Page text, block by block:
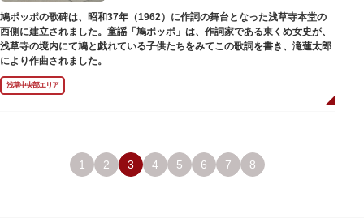
鳩ポッポの歌碑は、昭和37年（1962）に作詞の舞台となった浅草寺本堂の
西側に建立されました。童謡「鳩ポッポ」は、作詞家である東くめ女史が、
浅草寺の境内にて鳩と戯れている子供たちをみてこの歌詞を書き、滝蓮太郎
により作曲されました。
浅草中央部エリア
1 2 3 4 5 6 7 8